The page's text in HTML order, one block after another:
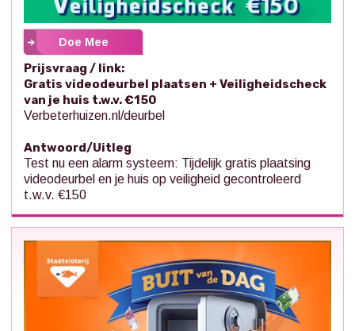
Doe Mee
Prijsvraag / link:
Gratis videodeurbel plaatsen + Veiligheidscheck
van je huis t.w.v. €150
Verbeterhuizen.nl/deurbel
Antwoord/Uitleg
Test nu een alarm systeem: Tijdelijk gratis plaatsing
videodeurbel en je huis op veiligheid gecontroleerd
t.w.v. €150